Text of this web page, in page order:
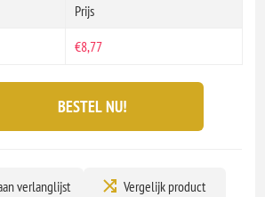
Prijs
€8,77
BESTEL NU!
verlanglijst Vergelijk product